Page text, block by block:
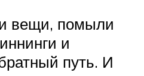
вещи, помыли
и
путь. И